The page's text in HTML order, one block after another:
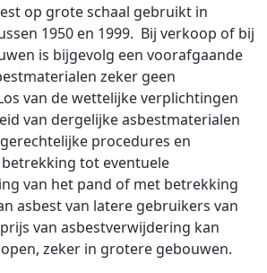
op grote schaal gebruikt in
1950 en 1999. Bij verkoop of bij
is bijgevolg een voorafgaande
zeker geen
van de wettelijke verplichtingen
van dergelijke asbestmaterialen
procedures en
tot eventuele
van het pand of met betrekking
asbest van latere gebruikers van
van asbestverwijdering kan
zeker in grotere gebouwen.